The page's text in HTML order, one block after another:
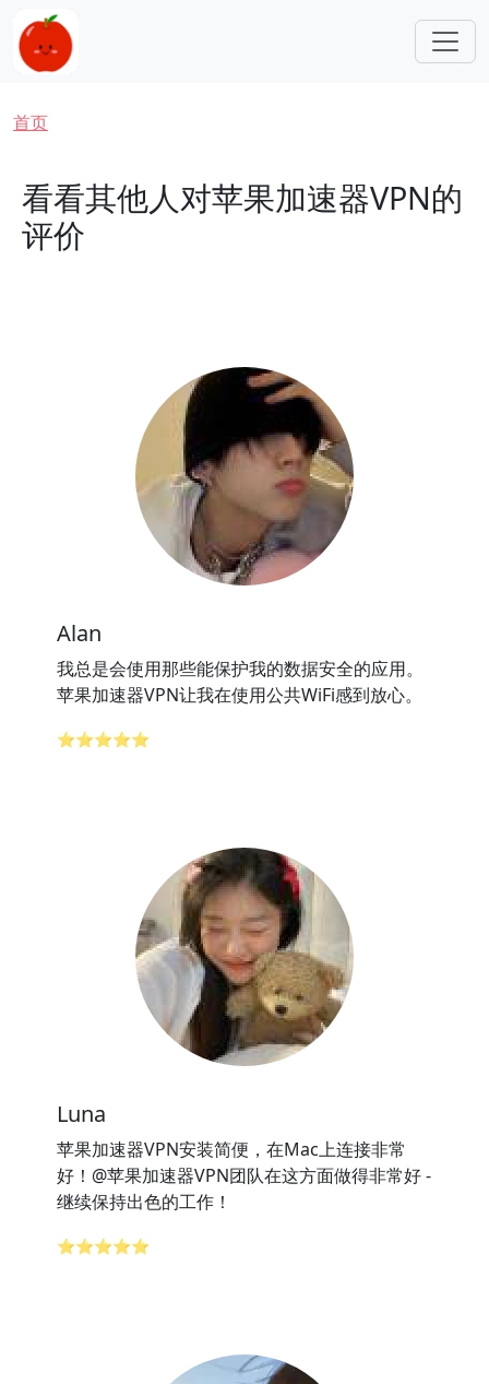
跳转到主要内容
面包屑
首页
看看其他人对苹果加速器VPN的
评价
Alan
我总是会使用那些能保护我的数据安全的应用。
苹果加速器VPN让我在使用公共WiFi感到放心。
⭐⭐⭐⭐⭐
Luna
苹果加速器VPN安装简便，在Mac上连接非常
好！@苹果加速器VPN团队在这方面做得非常好 -
继续保持出色的工作！
⭐⭐⭐⭐⭐